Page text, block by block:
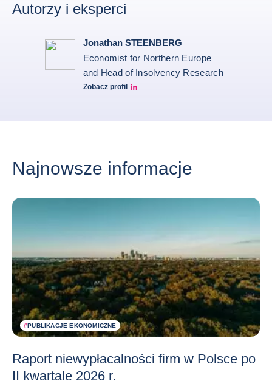
Autorzy i eksperci
Jonathan STEENBERG
Economist for Northern Europe
and Head of Insolvency Research
Zobacz profil
Jonathan Steenberg linkedin
Najnowsze informacje
#PUBLIKACJE EKONOMICZNE
Raport niewypłacalności firm w Polsce po
II kwartale 2026 r.